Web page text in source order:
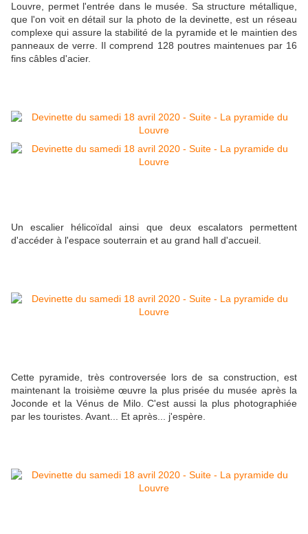
Louvre, permet l'entrée dans le musée. Sa structure métallique,
que l'on voit en détail sur la photo de la devinette, est un réseau
complexe qui assure la stabilité de la pyramide et le maintien des
panneaux de verre. Il comprend 128 poutres maintenues par 16
fins câbles d'acier.
Un escalier hélicoïdal ainsi que deux escalators permettent
d'accéder à l'espace souterrain et au grand hall d'accueil.
Cette pyramide, très controversée lors de sa construction, est
maintenant la troisième œuvre la plus prisée du musée après la
Joconde et la Vénus de Milo. C'est aussi la plus photographiée
par les touristes. Avant... Et après... j'espère.